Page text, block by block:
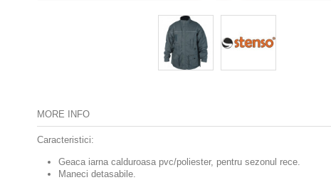
MORE INFO
Caracteristici:
Geaca iarna calduroasa pvc/poliester, pentru sezonul rece.
Maneci detasabile.